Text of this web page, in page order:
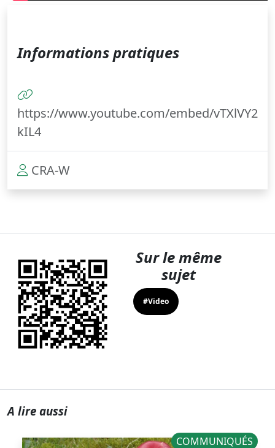
Informations pratiques
https://www.youtube.com/embed/vTXlVY2
kIL4
CRA-W
Sur le même
sujet
#Video
A lire aussi
COMMUNIQUÉS